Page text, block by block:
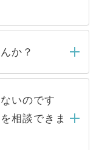
は公開してい
のある医療機
が殺到する場
合った人材の
ケースが増え
一切ありませ
定をいただい
ん。内定先へ
トナーが行い
か？
ありませんの
トからの登録
個人情報は、
び転職活動の
。お預かりし
いのです
相談できま